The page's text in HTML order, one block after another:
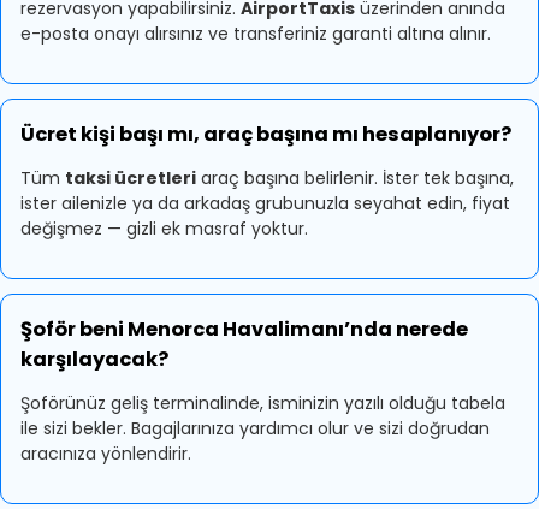
rezervasyon yapabilirsiniz. AirportTaxis üzerinden anında
e-posta onayı alırsınız ve transferiniz garanti altına alınır.
Ücret kişi başı mı, araç başına mı hesaplanıyor?
Tüm taksi ücretleri araç başına belirlenir. İster tek başına,
ister ailenizle ya da arkadaş grubunuzla seyahat edin, fiyat
değişmez — gizli ek masraf yoktur.
Şoför beni Menorca Havalimanı’nda nerede
karşılayacak?
Şoförünüz geliş terminalinde, isminizin yazılı olduğu tabela
ile sizi bekler. Bagajlarınıza yardımcı olur ve sizi doğrudan
aracınıza yönlendirir.